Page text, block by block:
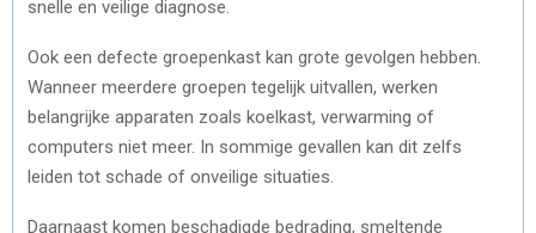
snelle en veilige diagnose.
Ook een defecte groepenkast kan grote gevolgen hebben.
Wanneer meerdere groepen tegelijk uitvallen, werken
belangrijke apparaten zoals koelkast, verwarming of
computers niet meer. In sommige gevallen kan dit zelfs
leiden tot schade of onveilige situaties.
Daarnaast komen beschadigde bedrading, smeltende